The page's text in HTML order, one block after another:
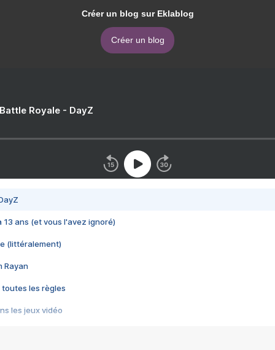
Créer un blog sur Eklablog
Créer un blog
Royale - DayZ
13 ans (et vous l'avez ignoré)
(littéralement)
Rayan
toutes les règles
les jeux vidéo